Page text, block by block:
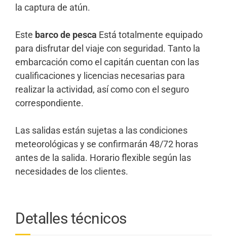
la captura de atún.
Este barco de pesca Está totalmente equipado
para disfrutar del viaje con seguridad. Tanto la
embarcación como el capitán cuentan con las
cualificaciones y licencias necesarias para
realizar la actividad, así como con el seguro
correspondiente.
Las salidas están sujetas a las condiciones
meteorológicas y se confirmarán 48/72 horas
antes de la salida. Horario flexible según las
necesidades de los clientes.
Detalles técnicos